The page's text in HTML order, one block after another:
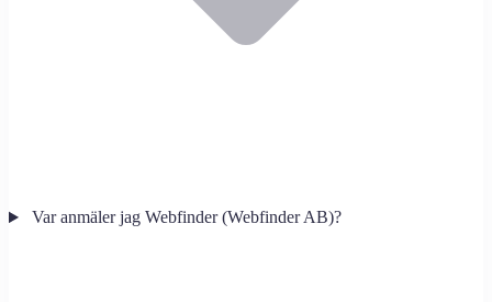
Var anmäler jag Webfinder (Webfinder AB)?